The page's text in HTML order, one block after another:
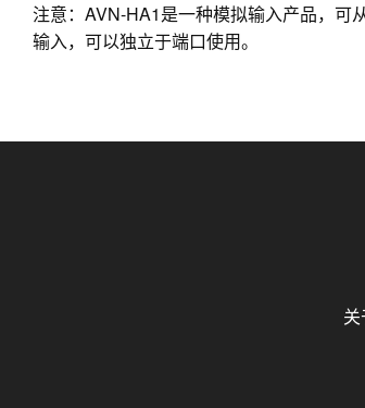
注意：AVN-HA1是一种模拟输入产品，可
输入，可以独立于端口使用。